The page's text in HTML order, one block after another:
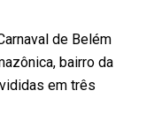
de Belém
bairro da
em três